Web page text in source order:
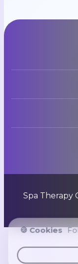
Spa Therapy
🍪 Cookies